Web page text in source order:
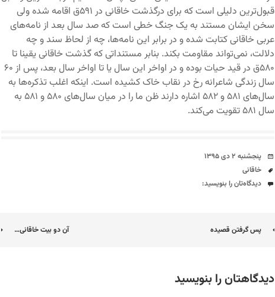
قبول‌ترین دلیلی است که برای درگذشت خاقانی در ۵۹۱ق اقامه شده ولی
سخن ایشان مستند به یک جنگ خطی است که صد سال بعد از نامه‌های
عربی خاقانی کتابت شده و در برابر این نامه‌ها، چه از لحاظ سند و چه
دلالت، نمی‌تواند مقاومت بکند. بنابر مستنداتی که گذشت خاقانی یقینا تا
۵۸۰ق در قید حیات بوده و در اواخر این سال یا تا اواخر سال بعد، پس از ۶۰
سال زندگی شاعرانه رخ در نقاب خاک کشیده است. اینکه اغلب تذکره‌ها به
سال‌های ۵۸۱ و ۵۸۲ اشاره دارند ظن ما را در میان سال‌های ۵۸۰ و ۵۸۱ به
سال ۵۸۱ تقویت می‌کند.
تاریخ
پنجشنبه ۲ دی ۱۳۹۵
برچسب‌ها
خاقانی
دیدگاه‌ها
دیدگاه‌تان را بنویسید:
ناوبری
پس گرفتن قصیده آن دو بیت خاقانی…
دیدگاهتان را بنویسید